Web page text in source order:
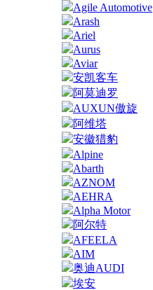
Agile Automotive
Arash
Ariel
Aurus
Aviar
安凯客车
阿莫迪罗
AUXUN傲旋
阿维塔
安徽猎豹
Alpine
Abarth
AZNOM
AEHRA
Alpha Motor
阿尔特
AFEELA
AIM
奥迪AUDI
埃安